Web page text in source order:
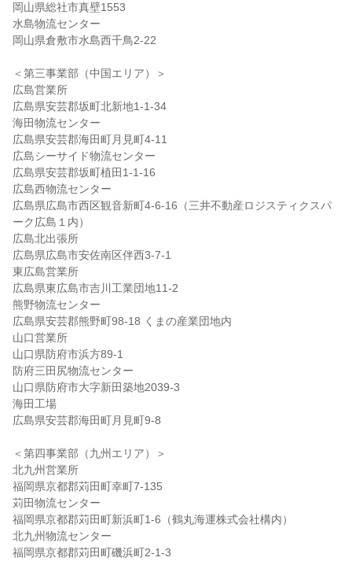
岡山県総社市真壁1553
水島物流センター
岡山県倉敷市水島西千鳥2-22
＜第三事業部（中国エリア）＞
広島営業所
広島県安芸郡坂町北新地1-1-34
海田物流センター
広島県安芸郡海田町月見町4-11
広島シーサイド物流センター
広島県安芸郡坂町植田1-1-16
広島西物流センター
広島県広島市西区観音新町4-6-16（三井不動産ロジスティクスパ
ーク広島１内）
広島北出張所
広島県広島市安佐南区伴西3-7-1
東広島営業所
広島県東広島市吉川工業団地11-2
熊野物流センター
広島県安芸郡熊野町98-18 くまの産業団地内
山口営業所
山口県防府市浜方89-1
防府三田尻物流センター
山口県防府市大字新田築地2039-3
海田工場
広島県安芸郡海田町月見町9-8
＜第四事業部（九州エリア）＞
北九州営業所
福岡県京都郡苅田町幸町7-135
苅田物流センター
福岡県京都郡苅田町新浜町1-6（鶴丸海運株式会社構内）
北九州物流センター
福岡県京都郡苅田町磯浜町2-1-3